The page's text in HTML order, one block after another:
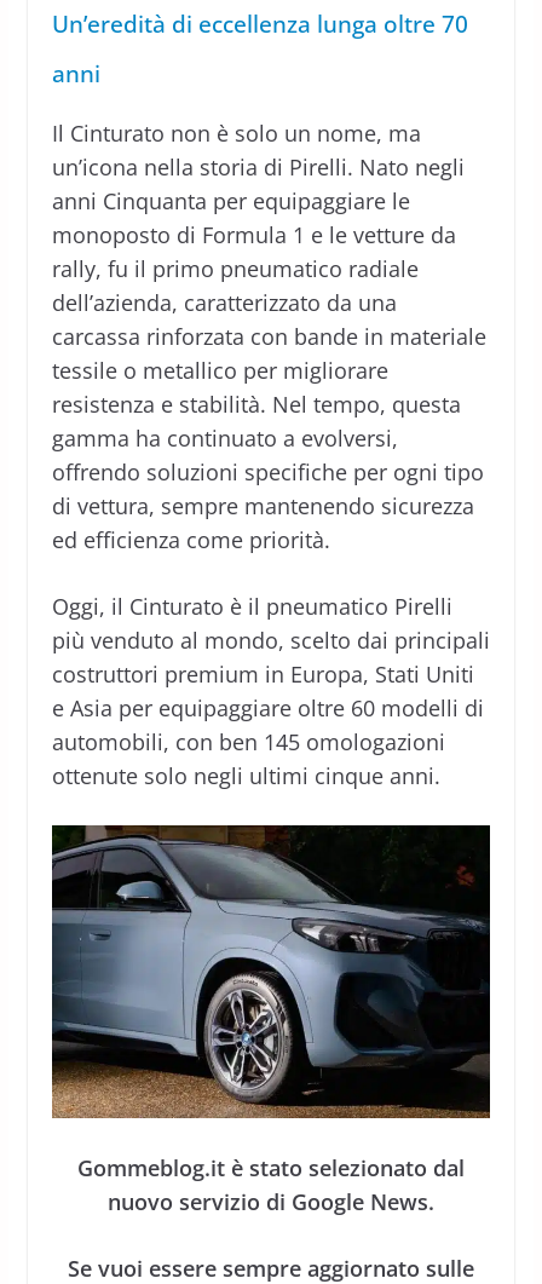
Un’eredità di eccellenza lunga oltre 70
anni
Il Cinturato non è solo un nome, ma
un’icona nella storia di Pirelli. Nato negli
anni Cinquanta per equipaggiare le
monoposto di Formula 1 e le vetture da
rally, fu il primo pneumatico radiale
dell’azienda, caratterizzato da una
carcassa rinforzata con bande in materiale
tessile o metallico per migliorare
resistenza e stabilità. Nel tempo, questa
gamma ha continuato a evolversi,
offrendo soluzioni specifiche per ogni tipo
di vettura, sempre mantenendo sicurezza
ed efficienza come priorità.
Oggi, il Cinturato è il pneumatico Pirelli
più venduto al mondo, scelto dai principali
costruttori premium in Europa, Stati Uniti
e Asia per equipaggiare oltre 60 modelli di
automobili, con ben 145 omologazioni
ottenute solo negli ultimi cinque anni.
Gommeblog.it è stato selezionato dal
nuovo servizio di Google News.
Se vuoi essere sempre aggiornato sulle